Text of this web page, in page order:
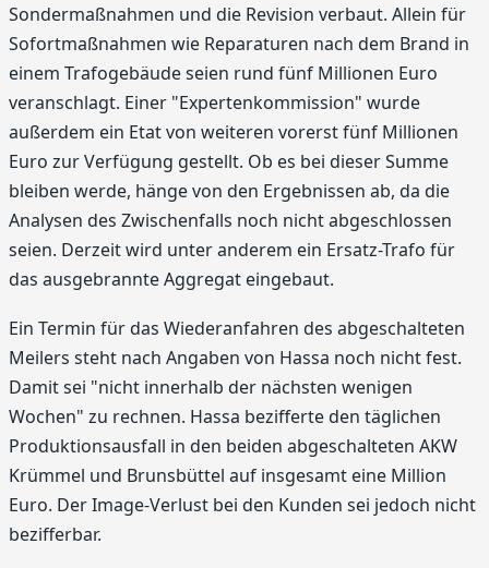
Sondermaßnahmen und die Revision verbaut. Allein für
Sofortmaßnahmen wie Reparaturen nach dem Brand in
einem Trafogebäude seien rund fünf Millionen Euro
veranschlagt. Einer "Expertenkommission" wurde
außerdem ein Etat von weiteren vorerst fünf Millionen
Euro zur Verfügung gestellt. Ob es bei dieser Summe
bleiben werde, hänge von den Ergebnissen ab, da die
Analysen des Zwischenfalls noch nicht abgeschlossen
seien. Derzeit wird unter anderem ein Ersatz-Trafo für
das ausgebrannte Aggregat eingebaut.
Ein Termin für das Wiederanfahren des abgeschalteten
Meilers steht nach Angaben von Hassa noch nicht fest.
Damit sei "nicht innerhalb der nächsten wenigen
Wochen" zu rechnen. Hassa bezifferte den täglichen
Produktionsausfall in den beiden abgeschalteten AKW
Krümmel und Brunsbüttel auf insgesamt eine Million
Euro. Der Image-Verlust bei den Kunden sei jedoch nicht
bezifferbar.